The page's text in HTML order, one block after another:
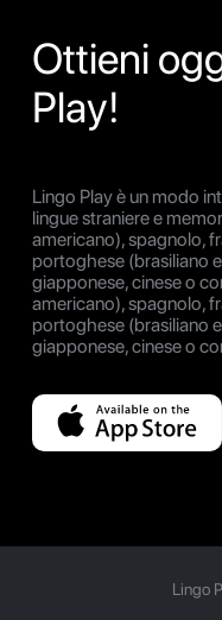
Ottieni
Play!
Lingo Play è un modo
lingue straniere e
americano), spagnolo,
portoghese (brasiliano
giapponese, cinese o
americano), spagnolo,
portoghese (brasiliano
giapponese, cinese o
Lingo